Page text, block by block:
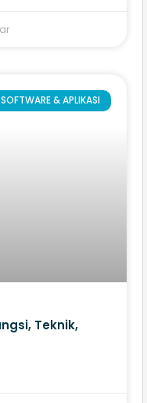
SOFTWARE & APLIKASI
Teknik,